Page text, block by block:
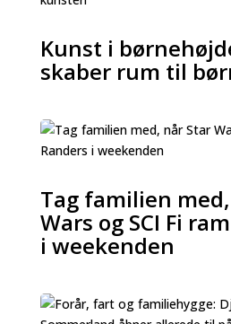
Kunst i
skaber rum til
Tag familien
Wars og SCI Fi
i weekenden